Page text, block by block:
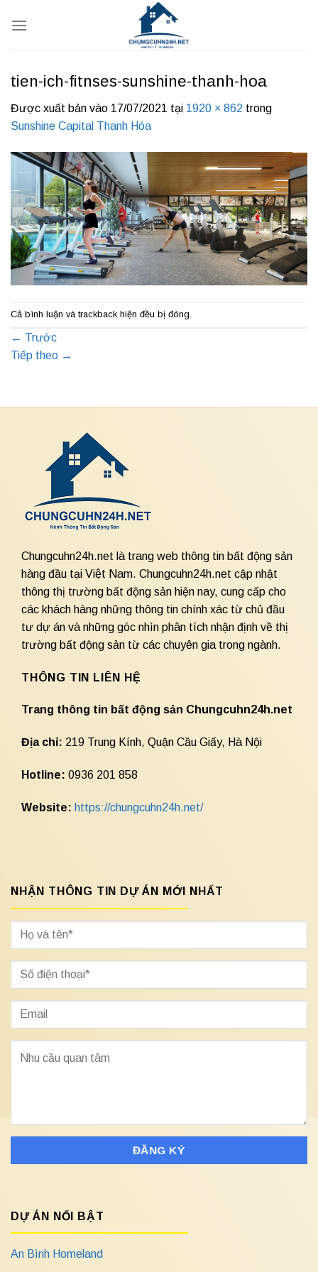
qua
tien-ich-fitnses-sunshine-thanh-hoa
Được xuất bản vào 17/07/2021 tại 1920 × 862 trong
Sunshine Capital Thanh Hóa
Cả bình luận và trackback hiện đều bị đóng.
← Trước
Tiếp theo →
Chungcuhn24h.net là trang web thông tin bất động sản
hàng đầu tại Việt Nam. Chungcuhn24h.net cập nhật
thông thị trường bất động sản hiện nay, cung cấp cho
các khách hàng những thông tin chính xác từ chủ đầu
tư dự án và những góc nhìn phân tích nhận định về thị
trường bất động sản từ các chuyên gia trong ngành.
THÔNG TIN LIÊN HỆ
Trang thông tin bất động sản Chungcuhn24h.net
Địa chỉ: 219 Trung Kính, Quận Cầu Giấy, Hà Nội
Hotline: 0936 201 858
Website: https://chungcuhn24h.net/
NHẬN THÔNG TIN DỰ ÁN MỚI NHẤT
DỰ ÁN NỔI BẬT
An Bình Homeland